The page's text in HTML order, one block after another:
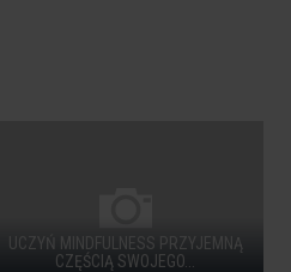
UCZYŃ MINDFULNESS PRZYJEMNĄ
CZĘŚCIĄ SWOJEGO...